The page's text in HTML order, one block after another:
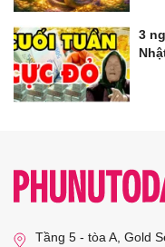
3
Tầng 5 - tòa A, Gold